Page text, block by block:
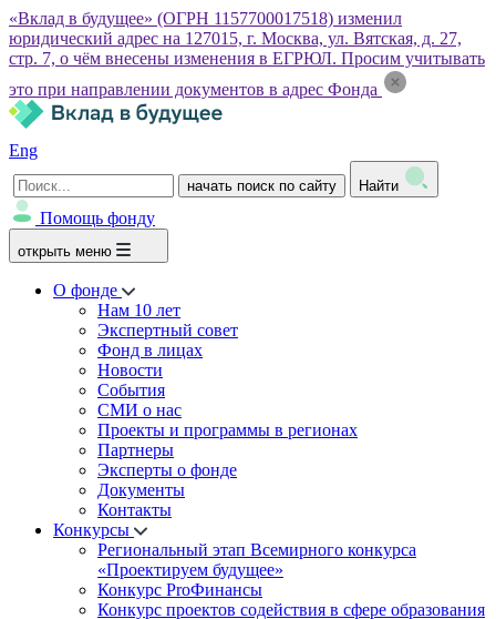
«Вклад в будущее» (ОГРН 1157700017518) изменил
юридический адрес на 127015, г. Москва, ул. Вятская, д. 27,
стр. 7, о чём внесены изменения в ЕГРЮЛ. Просим учитывать
это при направлении документов в адрес Фонда
Eng
начать поиск по сайту Найти
Помощь фонду
открыть меню
О фонде
Нам 10 лет
Экспертный совет
Фонд в лицах
Новости
События
СМИ о нас
Проекты и программы в регионах
Партнеры
Эксперты о фонде
Документы
Контакты
Конкурсы
Региональный этап Всемирного конкурса
«Проектируем будущее»
Конкурс ProФинансы
Конкурс проектов содействия в сфере образования